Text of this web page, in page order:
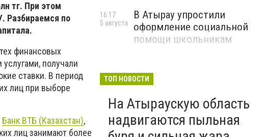
тг. При этом
Разбираемся по
финансовых
получали
ставки. В период
лиц при выборе
Банк ВТБ (Казахстан),
лиц занимают более
В Атырау упростили
оформление социальной
помощи школьникам
16:17
5 августа
ТОП НОВОСТИ
На Атыраускую область
надвигаются пыльная